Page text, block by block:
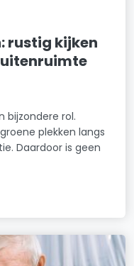
rustig kijken
bijzondere rol.
plekken langs
Daardoor is geen